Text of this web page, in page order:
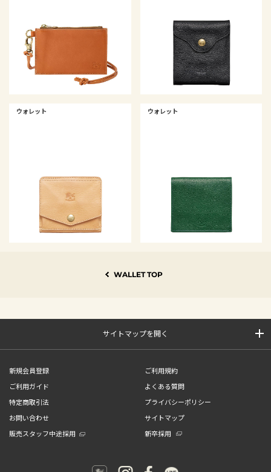
ウォレット ウォレット
WALLET TOP
サイトマップを開く
新規会員登録
ご利用規約
ご利用ガイド
よくある質問
特定商取引法
プライバシーポリシー
お問い合わせ
サイトマップ
販売スタッフ中途採用
新卒採用